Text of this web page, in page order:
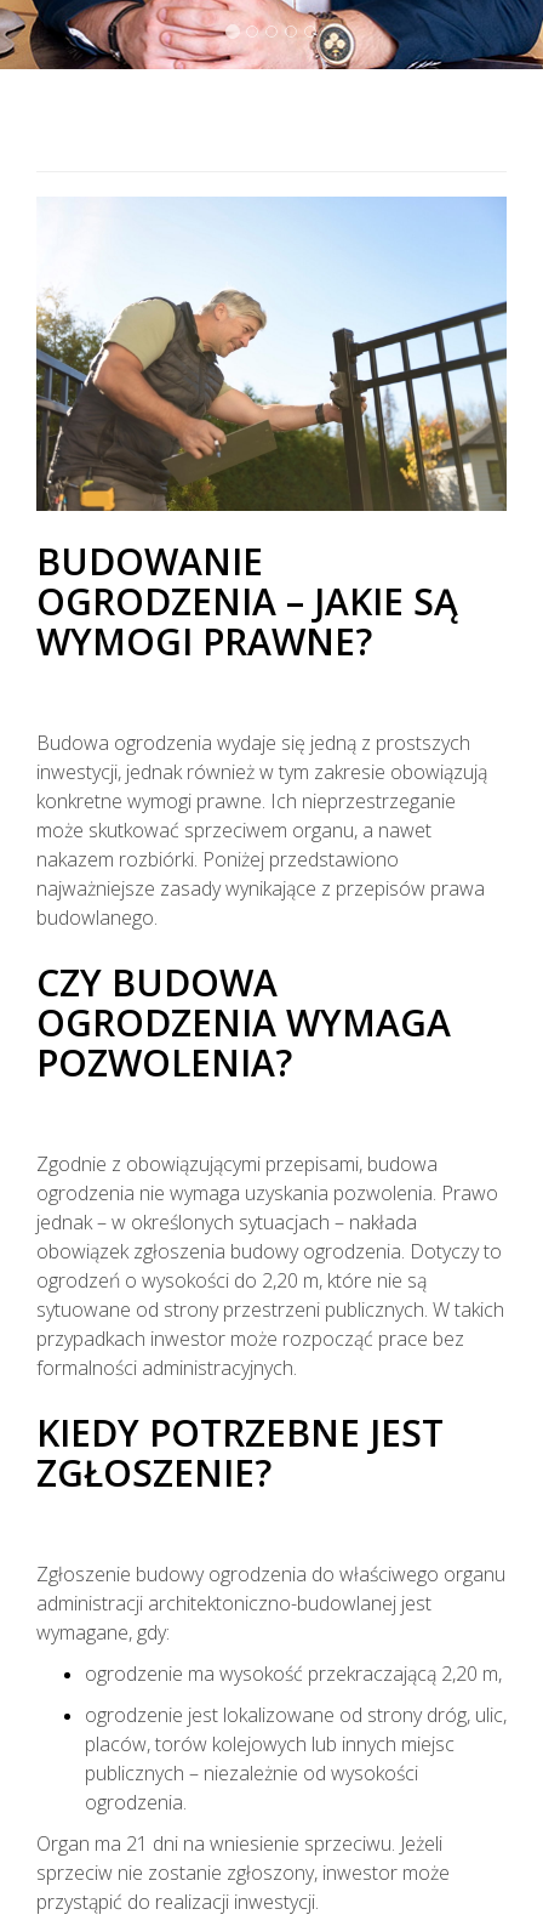
BUDOWANIE
OGRODZENIA – JAKIE SĄ
WYMOGI PRAWNE?
Budowa ogrodzenia wydaje się jedną z prostszych
inwestycji, jednak również w tym zakresie obowiązują
konkretne wymogi prawne. Ich nieprzestrzeganie
może skutkować sprzeciwem organu, a nawet
nakazem rozbiórki. Poniżej przedstawiono
najważniejsze zasady wynikające z przepisów prawa
budowlanego.
CZY BUDOWA
OGRODZENIA WYMAGA
POZWOLENIA?
Zgodnie z obowiązującymi przepisami, budowa
ogrodzenia nie wymaga uzyskania pozwolenia. Prawo
jednak – w określonych sytuacjach – nakłada
obowiązek zgłoszenia budowy ogrodzenia. Dotyczy to
ogrodzeń o wysokości do 2,20 m, które nie są
sytuowane od strony przestrzeni publicznych. W takich
przypadkach inwestor może rozpocząć prace bez
formalności administracyjnych.
KIEDY POTRZEBNE JEST
ZGŁOSZENIE?
Zgłoszenie budowy ogrodzenia do właściwego organu
administracji architektoniczno-budowlanej jest
wymagane, gdy:
ogrodzenie ma wysokość przekraczającą 2,20 m,
ogrodzenie jest lokalizowane od strony dróg, ulic,
placów, torów kolejowych lub innych miejsc
publicznych – niezależnie od wysokości
ogrodzenia.
Organ ma 21 dni na wniesienie sprzeciwu. Jeżeli
sprzeciw nie zostanie zgłoszony, inwestor może
przystąpić do realizacji inwestycji.